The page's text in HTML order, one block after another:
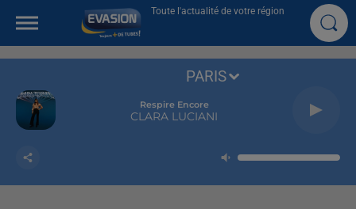
Toute l'actualité de votre région
Respire Encore
CLARA LUCIANI
PARIS